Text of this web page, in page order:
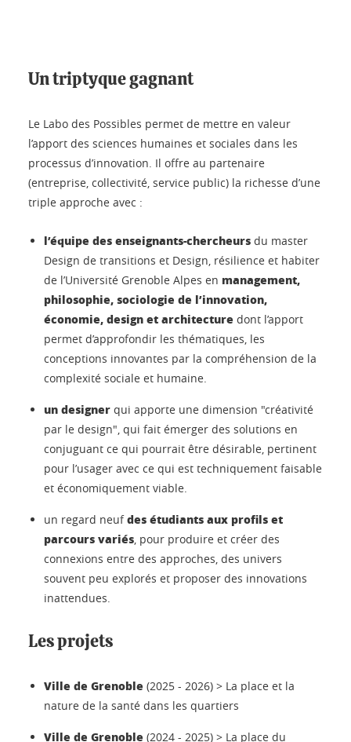
Un triptyque gagnant
Le Labo des Possibles permet de mettre en valeur
l’apport des sciences humaines et sociales dans les
processus d’innovation. Il offre au partenaire
(entreprise, collectivité, service public) la richesse d’une
triple approche avec :
l’équipe des enseignants-chercheurs du master
Design de transitions et Design, résilience et habiter
de l’Université Grenoble Alpes en management,
philosophie, sociologie de l’innovation,
économie, design et architecture dont l’apport
permet d’approfondir les thématiques, les
conceptions innovantes par la compréhension de la
complexité sociale et humaine.
un designer qui apporte une dimension "créativité
par le design", qui fait émerger des solutions en
conjuguant ce qui pourrait être désirable, pertinent
pour l’usager avec ce qui est techniquement faisable
et économiquement viable.
un regard neufdes étudiants aux profils et
parcours variés , pour produire et créer des
connexions entre des approches, des univers
souvent peu explorés et proposer des innovations
inattendues.
Les projets
Ville de Grenoble (2025 - 2026) > La place et la
nature de la santé dans les quartiers
Ville de Grenoble (2024 - 2025) > La place du